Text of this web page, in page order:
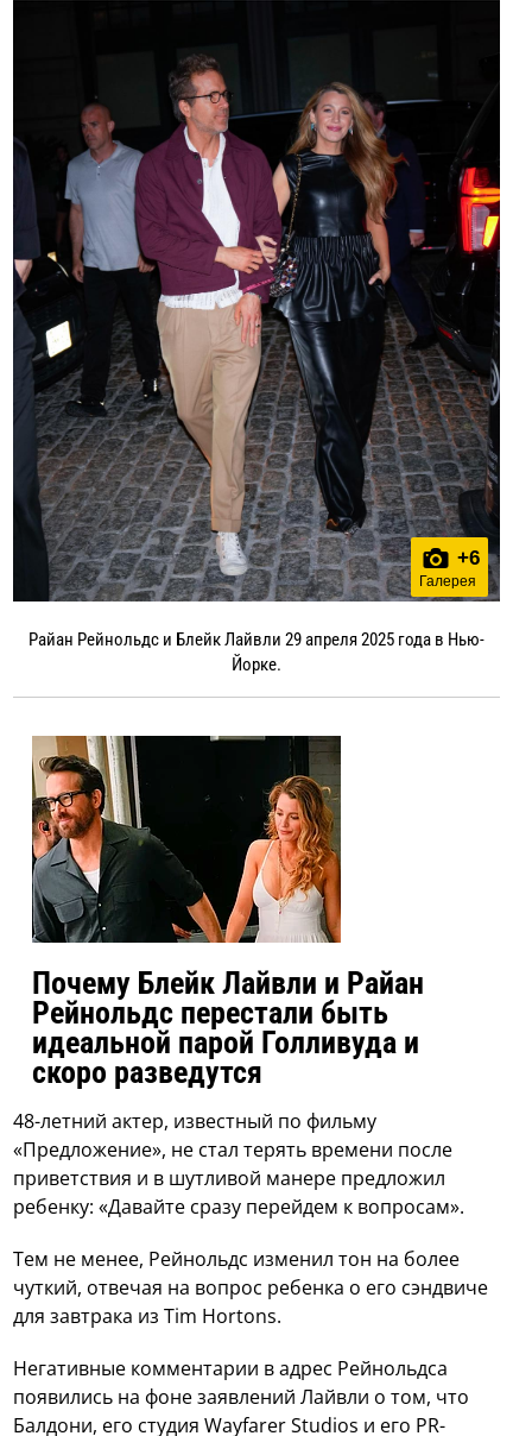
+6
Галерея
Райан Рейнольдс и Блейк Лайвли 29 апреля 2025 года в Нью-
Йорке.
Почему Блейк Лайвли и Райан
Рейнольдс перестали быть
идеальной парой Голливуда и
скоро разведутся
48-летний актер, известный по фильму
«Предложение», не стал терять времени после
приветствия и в шутливой манере предложил
ребенку: «Давайте сразу перейдем к вопросам».
Тем не менее, Рейнольдс изменил тон на более
чуткий, отвечая на вопрос ребенка о его сэндвиче
для завтрака из Tim Hortons.
Негативные комментарии в адрес Рейнольдса
появились на фоне заявлений Лайвли о том, что
Балдони, его студия Wayfarer Studios и его PR-